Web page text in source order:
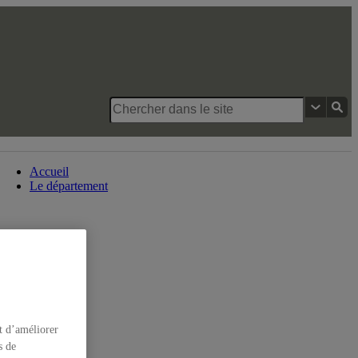
Accueil
Le département
d’améliorer
de